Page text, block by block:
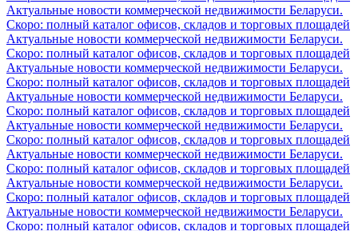
Актуальные новости коммерческой недвижимости Беларуси.
Скоро: полный каталог офисов, складов и торговых площадей
Актуальные новости коммерческой недвижимости Беларуси.
Скоро: полный каталог офисов, складов и торговых площадей
Актуальные новости коммерческой недвижимости Беларуси.
Скоро: полный каталог офисов, складов и торговых площадей
Актуальные новости коммерческой недвижимости Беларуси.
Скоро: полный каталог офисов, складов и торговых площадей
Актуальные новости коммерческой недвижимости Беларуси.
Скоро: полный каталог офисов, складов и торговых площадей
Актуальные новости коммерческой недвижимости Беларуси.
Скоро: полный каталог офисов, складов и торговых площадей
Актуальные новости коммерческой недвижимости Беларуси.
Скоро: полный каталог офисов, складов и торговых площадей
Актуальные новости коммерческой недвижимости Беларуси.
Скоро: полный каталог офисов, складов и торговых площадей